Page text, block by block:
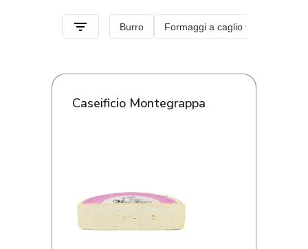
Caseificio Montegrappa